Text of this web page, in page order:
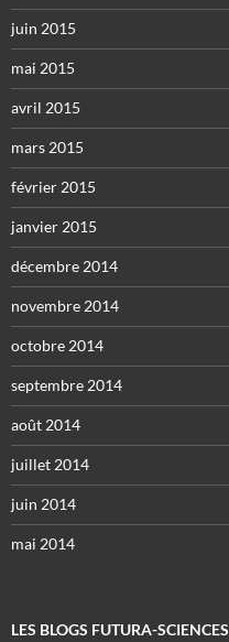
juin 2015
mai 2015
avril 2015
mars 2015
février 2015
janvier 2015
décembre 2014
novembre 2014
octobre 2014
septembre 2014
août 2014
juillet 2014
juin 2014
mai 2014
LES BLOGS FUTURA-SCIENCES